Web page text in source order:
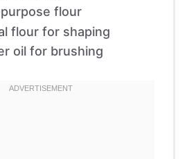
flour
flour for shaping
oil for brushing